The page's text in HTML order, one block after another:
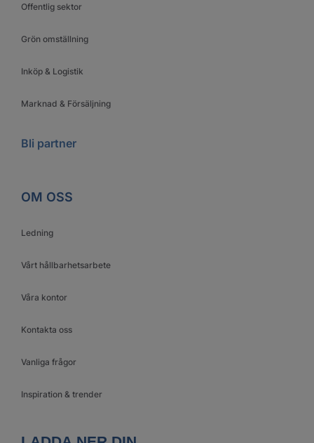
Offentlig sektor
Grön omställning
Inköp & Logistik
Marknad & Försäljning
Bli partner
OM OSS
Ledning
Vårt hållbarhetsarbete
Våra kontor
Kontakta oss
Vanliga frågor
Inspiration & trender